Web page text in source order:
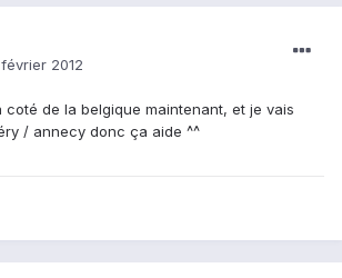
février 2012
coté de la belgique maintenant, et je vais
/ annecy donc ça aide ^^